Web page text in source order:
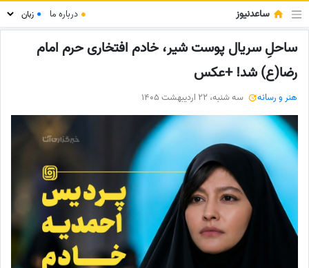
ساعدنیوز ● درباره ما ●
ساحلِ سریال پوست شیر، خادم افتخاری حرم امام
رضا(ع) شد! +عکس
هنر و رسانه سه شنبه، 22 اردیبهشت 1405